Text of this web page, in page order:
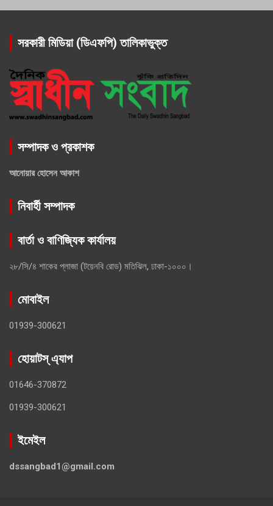
সরকারী মিডিয়া (ডিএফপি) তালিকাভুক্ত
সম্পাদক ও প্রকাশক
আনোয়ার হোসেন আকাশ
নিবার্হী সম্পাদক
বার্তা ও বাণিজ্যিক কার্যালয়
২৮/সি/৪ শাকের প্লাজা (টয়েনবি রোড) মতিঝিল, ঢাকা-১০০০।
মোবাইল
01939-300621
হোয়াটস্ এ্যাপ
01646-370872
01939-300621
ইমেইল
dssangbad1@gmail.com